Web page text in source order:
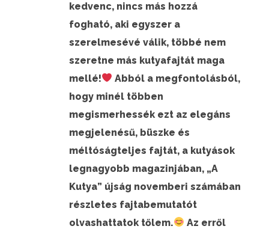
kedvenc, nincs más hozzá
fogható, aki egyszer a
szerelmesévé válik, többé nem
szeretne más kutyafajtát maga
mellé!
Abból a megfontolásból,
hogy minél többen
megismerhessék ezt az elegáns
megjelenésű, büszke és
méltóságteljes fajtát, a kutyások
legnagyobb magazinjában, „A
Kutya” újság novemberi számában
részletes fajtabemutatót
olvashattatok tőlem.
Az erről